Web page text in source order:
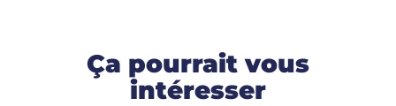
Ça pourrait vous
intéresser